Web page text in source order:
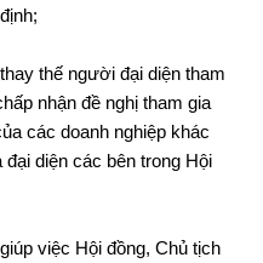
thế người đại diện tham
nhận đề nghị tham gia
các doanh nghiệp khác
diện các bên trong Hội
việc Hội đồng, Chủ tịch